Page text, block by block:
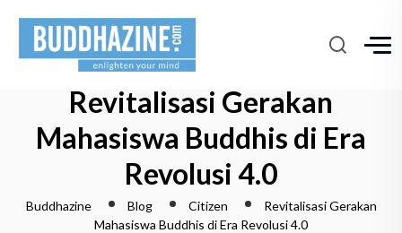
Revitalisasi Gerakan
Mahasiswa Buddhis di Era
Revolusi 4.0
Buddhazine Blog Citizen
Revitalisasi Gerakan
Mahasiswa Buddhis di Era Revolusi 4.0